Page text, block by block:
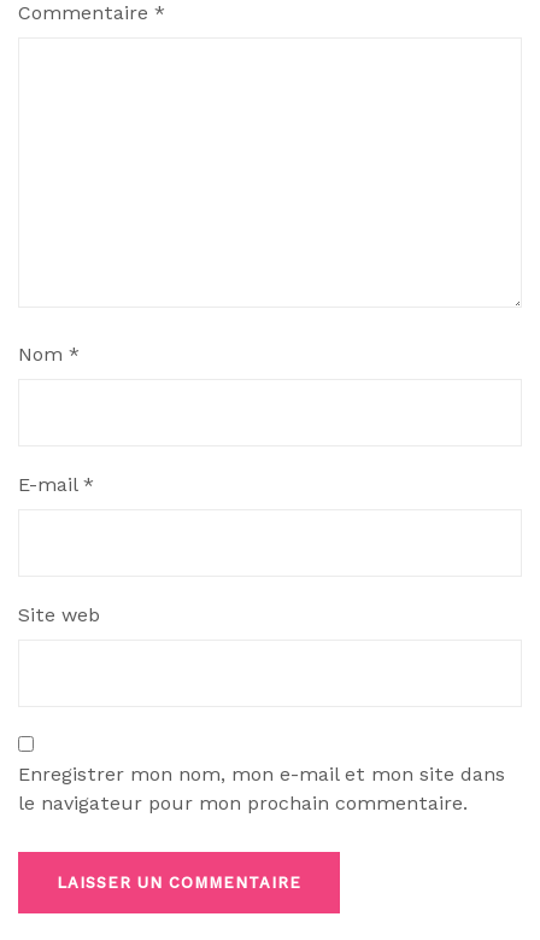
Commentaire *
Nom *
E-mail *
Site web
Enregistrer mon nom, mon e-mail et mon site dans
le navigateur pour mon prochain commentaire.